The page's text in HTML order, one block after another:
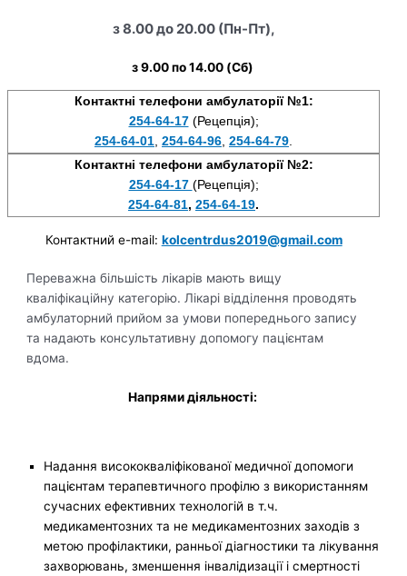
з 8.00 до 20.00 (Пн-Пт),
з 9.00 по 14.00 (Сб)
Контактні телефони амбулаторії №1:
254-64-17(Рецепція);
254-64-01 254-64-96 254-64-79
Контактні телефони амбулаторії №2:
254-64-17 (Рецепція);
254-64-81, 254-64-19.
Контактний e-mail: kolcentrdus2019@gmail.com
Переважна більшість лікарів мають вищу
кваліфікаційну категорію. Лікарі відділення проводять
амбулаторний прийом за умови попереднього запису
та надають консультативну допомогу пацієнтам
вдома.
Напрями діяльності:
Надання висококваліфікованої медичної допомоги
пацієнтам терапевтичного профілю з використанням
сучасних ефективних технологій в т.ч.
медикаментозних та не медикаментозних заходів з
метою профілактики, ранньої діагностики та лікування
захворювань, зменшення інвалідизації і смертності